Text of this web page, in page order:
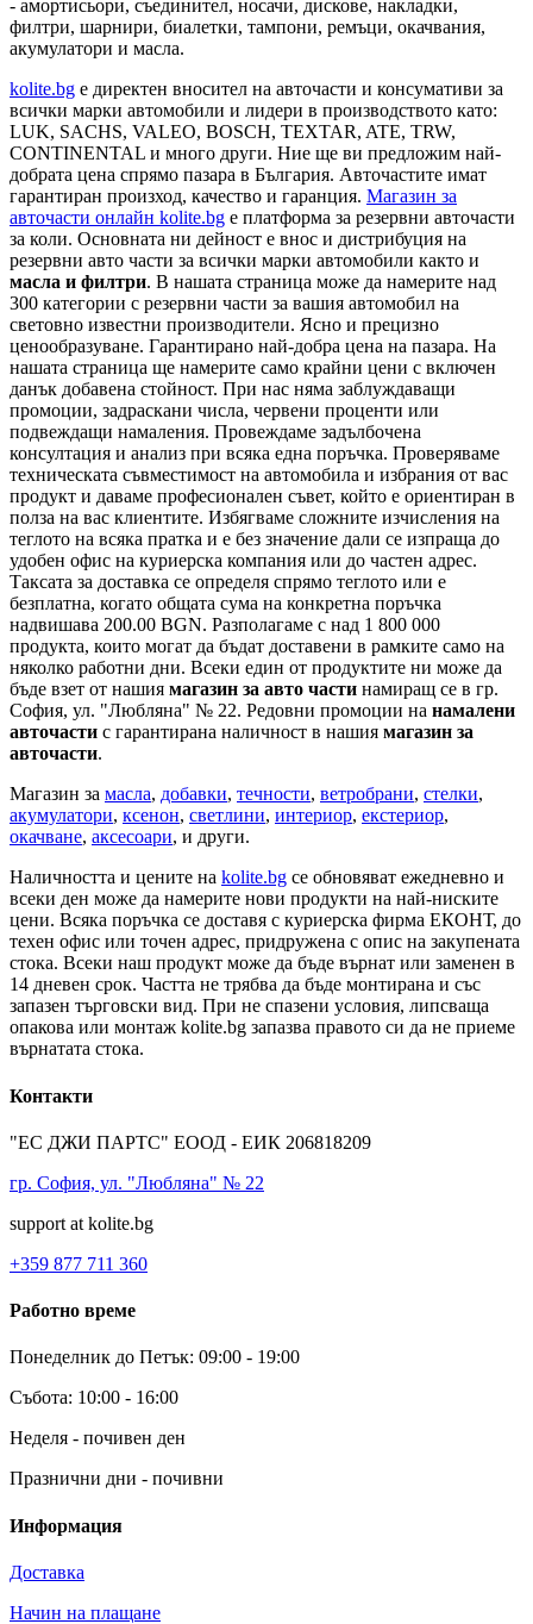
- амортисьори, съединител, носачи, дискове, накладки,
филтри, шарнири, биалетки, тампони, ремъци, окачвания,
акумулатори и масла.
kolite.bg e директен вносител на авточасти и консумативи за
всички марки автомобили и лидери в производството като:
LUK, SACHS, VALEO, BOSCH, TEXTAR, ATE, TRW,
CONTINENTAL и много други. Ние ще ви предложим най-
добрата цена спрямо пазара в България. Авточастите имат
гарантиран произход, качество и гаранция. Магазин за
авточасти онлайн kolite.bg е платформа за резервни авточасти
за коли. Основната ни дейност е внос и дистрибуция на
резервни авто части за всички марки автомобили както и
масла и филтри. В нашата страница може да намерите над
300 категории с резервни части за вашия автомобил на
световно известни производители. Ясно и прецизно
ценообразуване. Гарантирано най-добра цена на пазара. На
нашата страница ще намерите само крайни цени с включен
данък добавена стойност. При нас няма заблуждаващи
промоции, задраскани числа, червени проценти или
подвеждащи намаления. Провеждаме задълбочена
консултация и анализ при всяка една поръчка. Проверяваме
техническата съвместимост на автомобила и избрания от вас
продукт и даваме професионален съвет, който е ориентиран в
полза на вас клиентите. Избягваме сложните изчисления на
теглото на всяка пратка и е без значение дали се изпраща до
удобен офис на куриерска компания или до частен адрес.
Таксата за доставка се определя спрямо теглото или е
безплатна, когато общата сума на конкретна поръчка
надвишава 200.00 BGN. Разполагаме с над 1 800 000
продукта, които могат да бъдат доставени в рамките само на
няколко работни дни. Всеки един от продуктите ни може да
бъде взет от нашия магазин за авто части намиращ се в гр.
София, ул. "Любляна" № 22. Редовни промоции на намалени
авточасти с гарантирана наличност в нашия магазин за
авточасти.
Магазин за масла, добавки, течности, ветробрани, стелки,
акумулатори, ксенон, светлини, интериор, екстериор,
окачване, аксесоари, и други.
Наличността и цените на kolite.bg се обновяват ежедневно и
всеки ден може да намерите нови продукти на най-ниските
цени. Всяка поръчка се доставя с куриерска фирма ЕКОНТ, до
техен офис или точен адрес, придружена с опис на закупената
стока. Всеки наш продукт може да бъде върнат или заменен в
14 дневен срок. Частта не трябва да бъде монтирана и със
запазен търговски вид. При не спазени условия, липсваща
опакова или монтаж kolite.bg запазва правото си да не приеме
върнатата стока.
Контакти
"ЕС ДЖИ ПАРТС" ЕООД - ЕИК 206818209
гр. София, ул. "Любляна" № 22
support at kolite.bg
+359 877 711 360
Работно време
Понеделник до Петък: 09:00 - 19:00
Събота: 10:00 - 16:00
Неделя - почивен ден
Празнични дни - почивни
Информация
Доставка
Начин на плащане